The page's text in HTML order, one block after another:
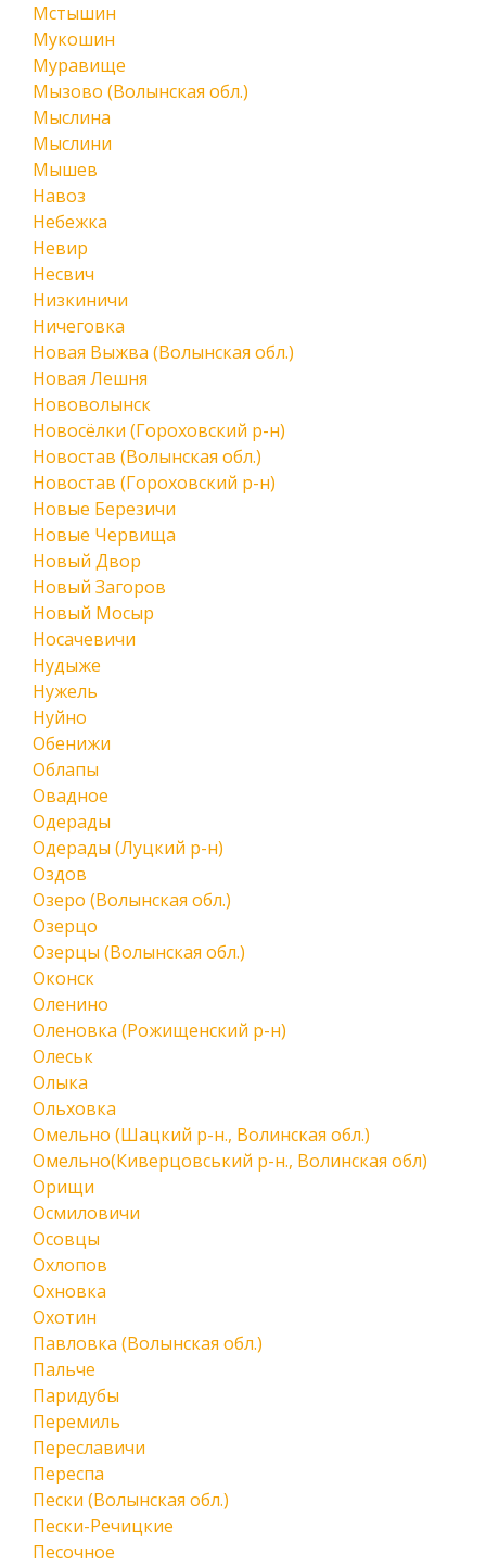
Мстышин
Мукошин
Муравище
Мызово (Волынская обл.)
Мыслина
Мыслини
Мышев
Навоз
Небежка
Невир
Несвич
Низкиничи
Ничеговка
Новая Выжва (Волынская обл.)
Новая Лешня
Нововолынск
Новосёлки (Гороховский р-н)
Новостав (Волынская обл.)
Новостав (Гороховский р-н)
Новые Березичи
Новые Червища
Новый Двор
Новый Загоров
Новый Мосыр
Носачевичи
Нудыже
Нужель
Нуйно
Обенижи
Облапы
Овадное
Одерады
Одерады (Луцкий р-н)
Оздов
Озеро (Волынская обл.)
Озерцо
Озерцы (Волынская обл.)
Оконск
Оленино
Оленовка (Рожищенский р-н)
Олеськ
Олыка
Ольховка
Омельно (Шацкий р-н., Волинская обл.)
Омельно(Киверцовський р-н., Волинская обл)
Орищи
Осмиловичи
Осовцы
Охлопов
Охновка
Охотин
Павловка (Волынская обл.)
Пальче
Паридубы
Перемиль
Переславичи
Переспа
Пески (Волынская обл.)
Пески-Речицкие
Песочное